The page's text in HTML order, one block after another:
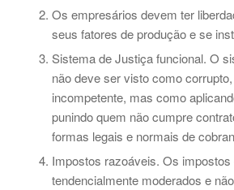
Os empresários devem ter
seus fatores de produção e se
Sistema de Justiça funcional. O
não deve ser visto como
incompetente, mas como
punindo quem não cumpre
formas legais e normais de
Impostos razoáveis. Os
tendencialmente moderados e